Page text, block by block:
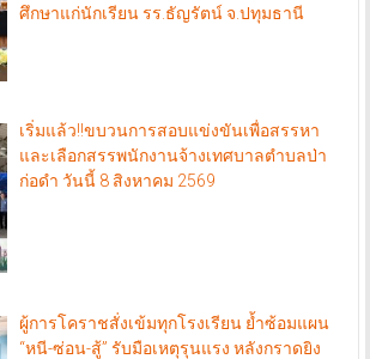
ศึกษาแก่นักเรียน รร.ธัญรัตน์ จ.ปทุมธานี
เริ่มแล้ว!!ขบวนการสอบแข่งขันเพื่อสรรหา
และเลือกสรรพนักงานจ้างเทศบาลตำบลป่า
ก่อดำ วันนี้ 8 สิงหาคม 2569
ผู้การโคราชสั่งเข้มทุกโรงเรียน ย้ำซ้อมแผน
“หนี-ซ่อน-สู้” รับมือเหตุรุนแรง หลังกราดยิง